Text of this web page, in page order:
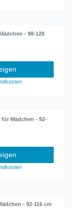
- 98-128
Mädchen - 92-
- 92-116 cm